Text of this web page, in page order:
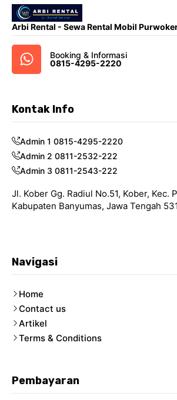
Arbi Rental - Sewa Rental Mobil
Booking & Informasi
0815-4295-2220
Kontak Info
Admin 1 0815-4295-2220
Admin 2 0811-2532-222
Admin 3 0811-2543-222
Jl. Kober Gg. Radiul No.51, Kober, Kec.
Kabupaten Banyumas, Jawa Tengah
Navigasi
Home
Contact us
Artikel
Terms & Conditions
Pembayaran